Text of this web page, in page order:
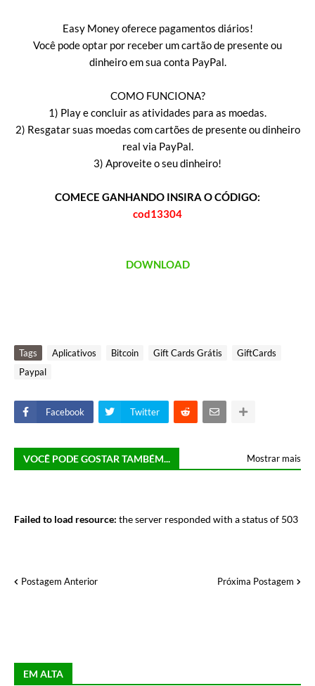
Easy Money oferece pagamentos diários!
Você pode optar por receber um cartão de presente ou
dinheiro em sua conta PayPal.
COMO FUNCIONA?
1) Play e concluir as atividades para as moedas.
2) Resgatar suas moedas com cartões de presente ou dinheiro
real via PayPal.
3) Aproveite o seu dinheiro!
COMECE GANHANDO INSIRA O CÓDIGO:
cod13304
DOWNLOAD
Tags Aplicativos Bitcoin Gift Cards Grátis
GiftCards
Paypal
Facebook Twitter
VOCÊ PODE GOSTAR TAMBÉM... Mostrar mais
Failed to load resource: the server responded with a status of 503
Postagem Anterior Próxima Postagem
EM ALTA